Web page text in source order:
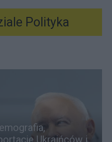
Polityka
Ukraińców i